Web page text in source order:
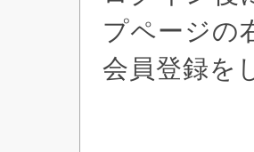
プページの
会員登録を